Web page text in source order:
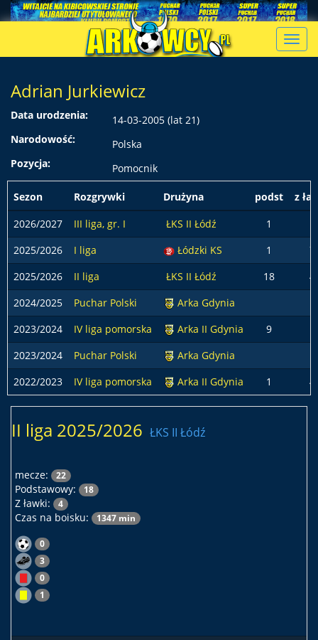
Adrian Jurkiewicz
Data urodzenia:
14-03-2005 (lat 21)
Narodowość:
Polska
Pozycja:
Pomocnik
Sezon Rozgrywki Drużyna podst
z
2026/2027
III liga, gr. I ŁKS II Łódź
1
2025/2026
I liga Łódzki KS 1
7
2025/2026
II liga ŁKS II Łódź 18
4
2024/2025
Puchar Polski
Arka Gdynia
2023/2024
IV liga pomorska Arka II Gdynia
9
2023/2024
Puchar Polski
Arka Gdynia
2022/2023
IV liga pomorska Arka II Gdynia 1 4
II liga 2025/2026 ŁKS II Łódź
mecze: 22
Podstawowy: 18
Z ławki: 4
Czas na boisku: 1347 min
0
3
0
1